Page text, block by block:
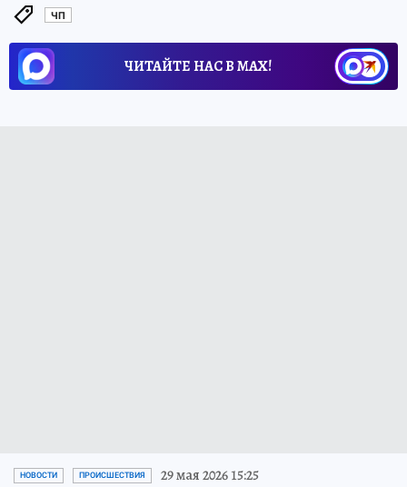
ЧП
ЧИТАЙТЕ НАС В МАХ!
НОВОСТИ ПРОИСШЕСТВИЯ 29 мая 2026 15:25